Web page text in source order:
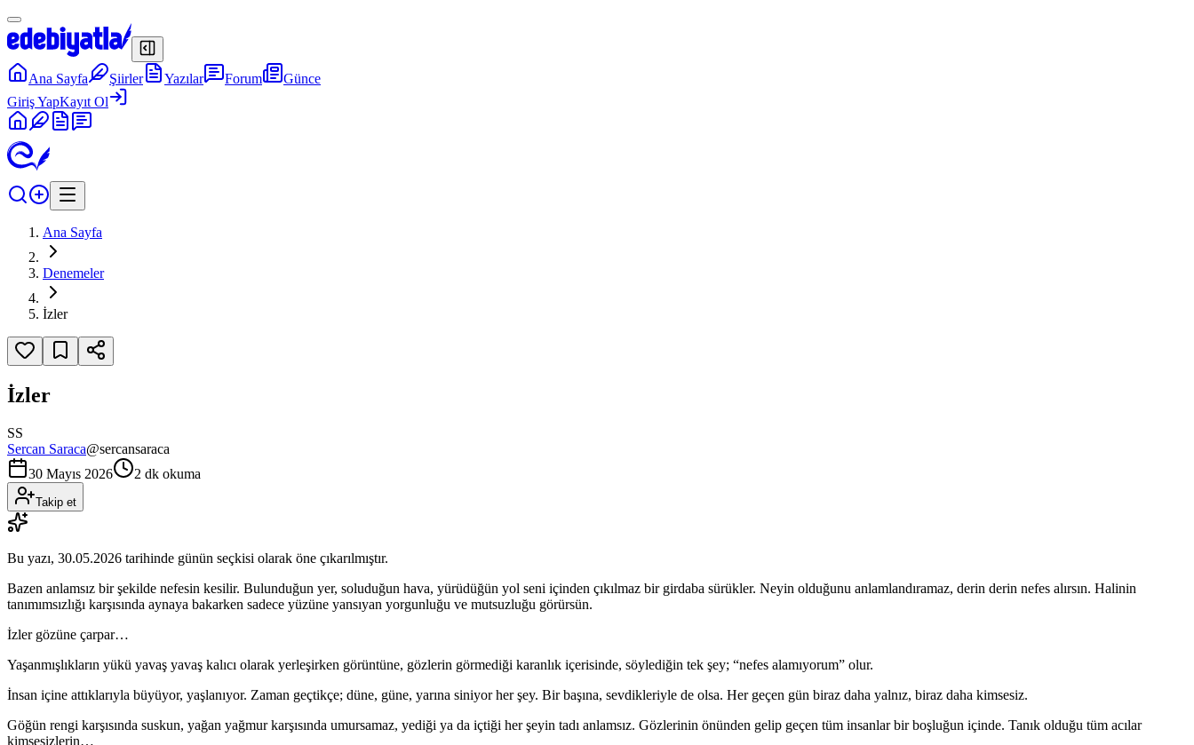
Ana Sayfa Şiirler Yazılar Forum
Günce
Giriş YapKayıt Ol
Ana Sayfa
Denemeler
İzler
İzler
SS
Sercan Saraca@sercansaraca
30 Mayıs 2026
2 dk okuma
Takip et
Bu yazı, 30.05.2026 tarihinde günün seçkisi olarak öne çıkarılmıştır.
Bazen anlamsız bir şekilde nefesin kesilir. Bulunduğun yer, soluduğun hava, yürüdüğün yol seni içinden çıkılmaz bir girdaba sürükler. Neyin olduğunu anlamlandıramaz, derin derin nefes alırsın. Halinin
tanımımsızlığı karşısında aynaya bakarken sadece yüzüne yansıyan yorgunluğu ve mutsuzluğu görürsün.
İzler gözüne çarpar…
Yaşanmışlıkların yükü yavaş yavaş kalıcı olarak yerleşirken görüntüne, gözlerin görmediği karanlık içerisinde, söylediğin tek şey; “nefes alamıyorum” olur.
İnsan içine attıklarıyla büyüyor, yaşlanıyor. Zaman geçtikçe; düne, güne, yarına siniyor her şey. Bir başına, sevdikleriyle de olsa. Her geçen gün biraz daha yalnız, biraz daha kimsesiz.
Göğün rengi karşısında suskun, yağan yağmur karşısında umursamaz, yediği ya da içtiği her şeyin tadı anlamsız. Gözlerinin önünden gelip geçen tüm insanlar bir boşluğun içinde. Tanık olduğu tüm acılar
kimsesizlerin…